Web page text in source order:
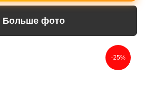
Больше фото
-25%